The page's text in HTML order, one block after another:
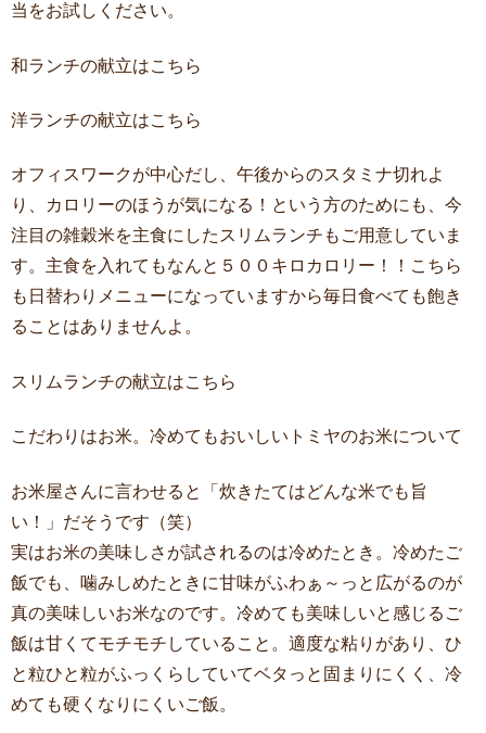
当をお試しください。
和ランチの献立はこちら
洋ランチの献立はこちら
オフィスワークが中心だし、午後からのスタミナ切れよ
り、カロリーのほうが気になる！という方のためにも、今
注目の雑穀米を主食にしたスリムランチもご用意していま
す。主食を入れてもなんと５００キロカロリー！！こちら
も日替わりメニューになっていますから毎日食べても飽き
ることはありませんよ。
スリムランチの献立はこちら
こだわりはお米。冷めてもおいしいトミヤのお米について
お米屋さんに言わせると「炊きたてはどんな米でも旨
い！」だそうです（笑）
実はお米の美味しさが試されるのは冷めたとき。冷めたご
飯でも、噛みしめたときに甘味がふわぁ～っと広がるのが
真の美味しいお米なのです。冷めても美味しいと感じるご
飯は甘くてモチモチしていること。適度な粘りがあり、ひ
と粒ひと粒がふっくらしていてベタっと固まりにくく、冷
めても硬くなりにくいご飯。